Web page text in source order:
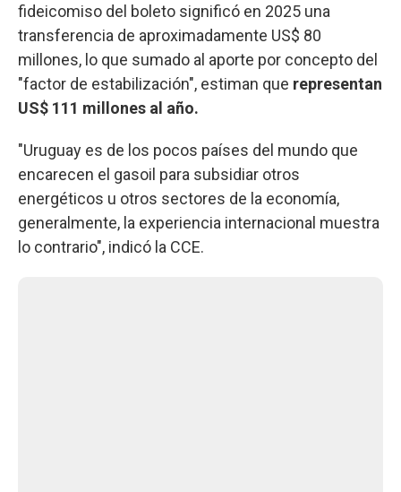
fideicomiso del boleto significó en 2025 una
transferencia de aproximadamente US$ 80
millones, lo que sumado al aporte por concepto del
"factor de estabilización", estiman que representan
US$ 111 millones al año.
"Uruguay es de los pocos países del mundo que
encarecen el gasoil para subsidiar otros
energéticos u otros sectores de la economía,
generalmente, la experiencia internacional muestra
lo contrario", indicó la CCE.